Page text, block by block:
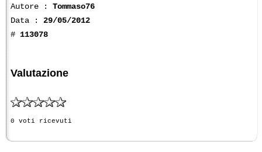
Autore : Tommaso76
Data : 29/05/2012
# 113078
Valutazione
0 voti ricevuti